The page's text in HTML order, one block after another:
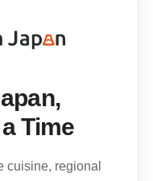
Time
cuisine, regional